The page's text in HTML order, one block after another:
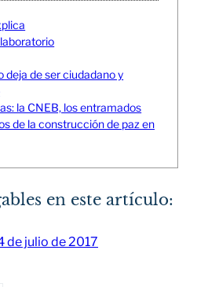
deja de ser ciudadano y
la CNEB, los entramados
de la construcción de paz en
en este artículo:
de julio de 2017